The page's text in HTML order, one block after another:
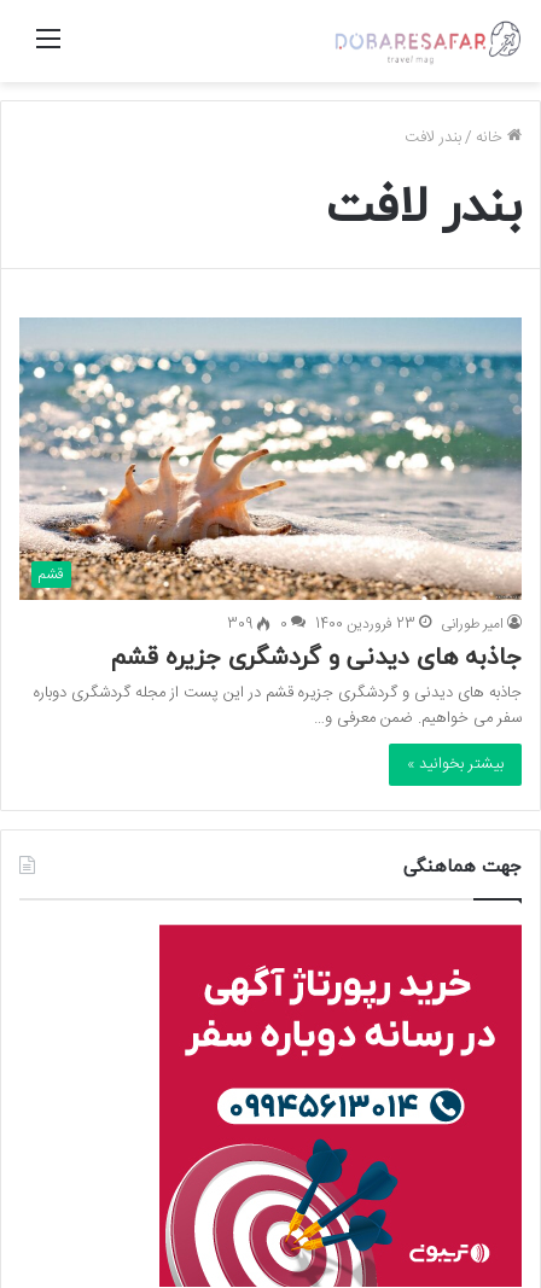
منو
خانه /بندر لافت
بندر لافت
قشم
امیر طورانی 23 فروردین 1400 0
309
جاذبه های دیدنی و گردشگری جزیره قشم
جاذبه های دیدنی و گردشگری جزیره قشم در این پست از مجله گردشگری دوباره
سفر می خواهیم. ضمن معرفی و…
بیشتر بخوانید »
جهت هماهنگی